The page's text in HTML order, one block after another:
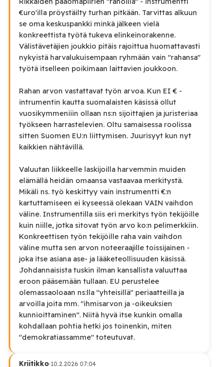
€uro'illa pröystäilty turhan pitkään. Tarvittas alkuun
se oma keskuspankki minkä jälkeen vielä
konkreettista työtä tukeva elinkeinorakenne.
Välistävetäjien joukkio pitäis rajoittua huomattavasti
nykyistä harvalukuisempaan ryhmään vain "rahansa"
työtä itselleen poikimaan laittavien joukkoon.
Rahan arvon vastattavat työn arvoa. Kun EI € -
intrumentin kautta suomalaisten käsissä ollut
vuosikymmeniiin ollaan ns:n sijoittajien ja juristeriaa
työkseen harrastelevien. Oltu samaisessa roolissa
sitten Suomen EU:n liittymisen. Juurisyyt kun nyt
kaikkien nähtävillä.
Valuutan liikkeelle laskijoilla harvemmin muiden
elämällä heidän omaansa vastaavaa merkitystä.
Mikäli ns. työ keskittyy vain instrumentti €:n
kartuttamiseen ei kyseessä olekaan VAIN vaihdon
väline. Instrumentilla siis eri merkitys työn tekijöille
kuin niille, jotka sitovat työn arvo ko:n pelimerkkiin.
Konkreettisen työn tekijöille raha vain vaihdon
väline mutta sen arvon noteeraajille toissijainen -
joka itse asiana ase- ja lääketeollisuuden käsissä.
Johdannaisista tuskin ilman kansallista valuuttaa
eroon pääsemään tullaan. EU perustelee
olemassaoloaan ns:lla "yhteisillä" periaatteilla ja
arvoilla joita mm. "ihmisarvon ja -oikeuksien
kunnioittaminen". Niitä hyvä itse kunkin omalla
kohdallaan pohtia hetki jos toinenkin, miten
"demokratiassamme" toteutuvat.
Kriitikko·10.2.2026 07:04